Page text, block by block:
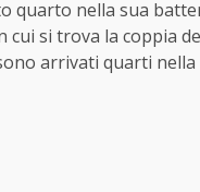
quarto nella sua
cui si trova la coppia
arrivati quarti